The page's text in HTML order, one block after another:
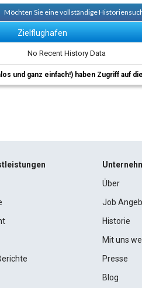
Möchten Sie eine vollständige
Zielflughafen
No Recent History Data
und ganz einfach!) haben Zugriff auf
Über
Job
Historie
Mit uns
Presse
Blog